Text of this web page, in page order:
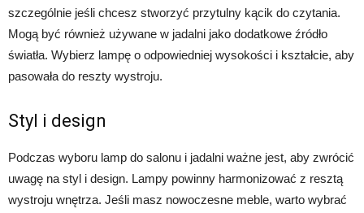
szczególnie jeśli chcesz stworzyć przytulny kącik do czytania.
Mogą być również używane w jadalni jako dodatkowe źródło
światła. Wybierz lampę o odpowiedniej wysokości i kształcie, aby
pasowała do reszty wystroju.
Styl i design
Podczas wyboru lamp do salonu i jadalni ważne jest, aby zwrócić
uwagę na styl i design. Lampy powinny harmonizować z resztą
wystroju wnętrza. Jeśli masz nowoczesne meble, warto wybrać